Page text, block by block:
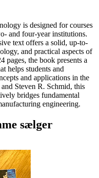
is designed for courses
and four-year institutions.
text offers a solid, up-to-
and practical aspects of
pages, the book presents a
helps students and
and applications in the
Steven R. Schmid, this
bridges fundamental
engineering.
sælger